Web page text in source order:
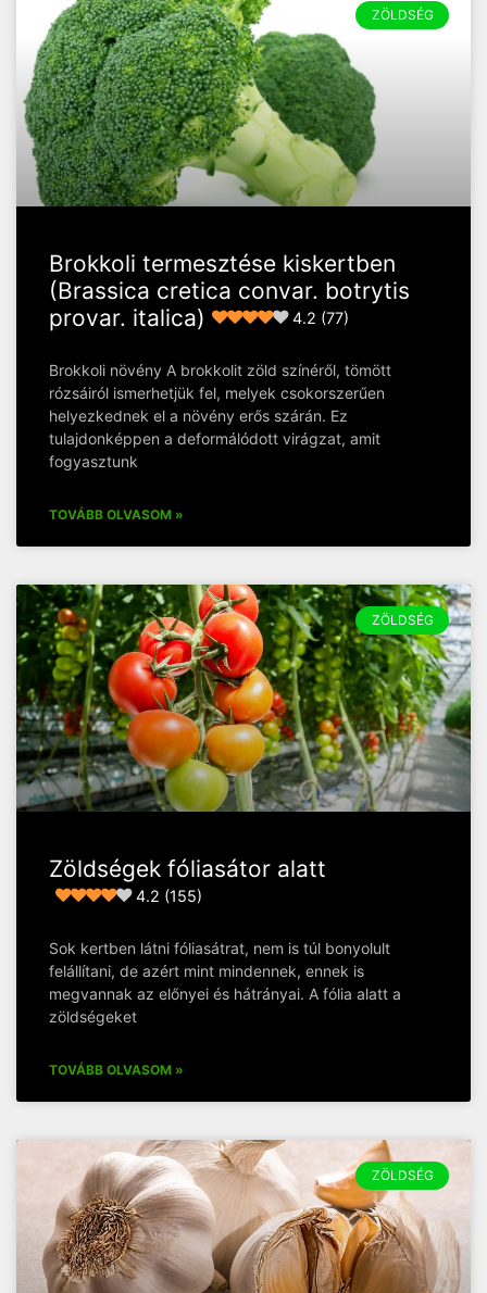
ZÖLDSÉG
Brokkoli termesztése kiskertben
(Brassica cretica convar. botrytis
provar. italica)
4.2 (77)
Brokkoli növény A brokkolit zöld színéről, tömött
rózsáiról ismerhetjük fel, melyek csokorszerűen
helyezkednek el a növény erős szárán. Ez
tulajdonképpen a deformálódott virágzat, amit
fogyasztunk
TOVÁBB OLVASOM »
ZÖLDSÉG
Zöldségek fóliasátor alatt
4.2 (155)
Sok kertben látni fóliasátrat, nem is túl bonyolult
felállítani, de azért mint mindennek, ennek is
megvannak az előnyei és hátrányai. A fólia alatt a
zöldségeket
TOVÁBB OLVASOM »
ZÖLDSÉG